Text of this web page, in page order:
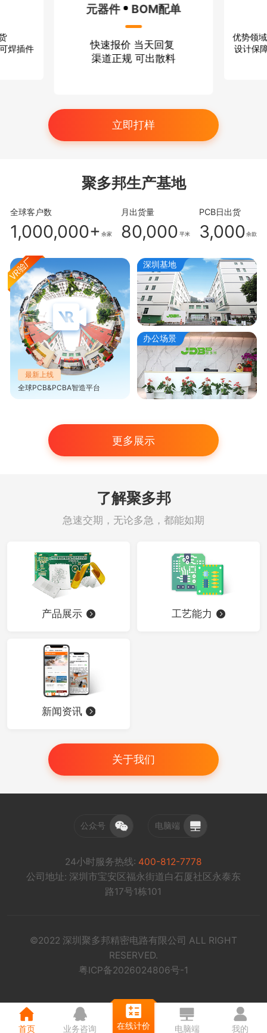
焊插件
元器件 BOM配单
快速报价 当天回复
渠道正规 可出散料
优势领
设计保
立即打样
聚多邦生产基地
全球客户数
1,000,000+ 余家
月出货量
80,000 平米
PCB日出货
3,000 余款
最新上线
全球PCB&PCBA智造平台
深圳基地
办公场景
更多展示
了解聚多邦
急速交期，无论多急，都能如期
产品展示 工艺能力
新闻资讯
关于我们
公众号 电脑端
24小时服务热线: 400-812-7778
公司地址: 深圳市宝安区福永街道白石厦社区永泰东
路17号1栋101
©2022 深圳聚多邦精密电路有限公司 ALL RIGHT
RESERVED.
粤ICP备2026024806号-1
首页 业务咨询 在线计价 电脑端 我的